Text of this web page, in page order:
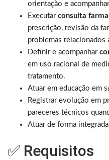
orientação e
Executar consulta
prescrição, revisão da
problemas relacionados
Definir e acompanhar
em uso racional de
tratamento.
Atuar em educação em
Registrar evolução em
pareceres técnicos
Atuar de forma
✅ Requisitos